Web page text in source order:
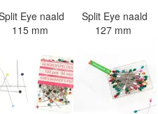
Eye naald
115 mm
Split Eye naald
127 mm